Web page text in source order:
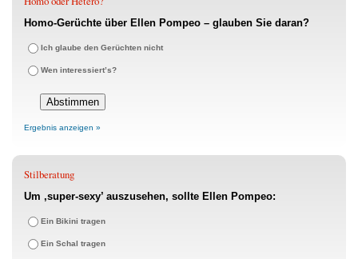
Homo-Gerüchte über Ellen Pompeo – glauben Sie daran?
Ich glaube den Gerüchten nicht
Wen interessiert’s?
Ergebnis anzeigen »
Stilberatung
Um ‚super-sexy’ auszusehen, sollte Ellen Pompeo:
Ein Bikini tragen
Ein Schal tragen